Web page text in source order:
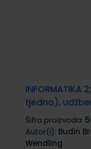
tjedno),
Šifra proizvoda:
Autor(i): Budin
Wendling